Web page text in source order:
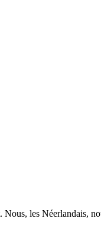
les Néerlandais,